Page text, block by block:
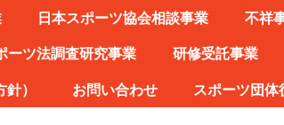
日本スポーツ協会相談事業 不祥
ーツ法調査研究事業
研修受託事業
）
お問い合わせ スポーツ団